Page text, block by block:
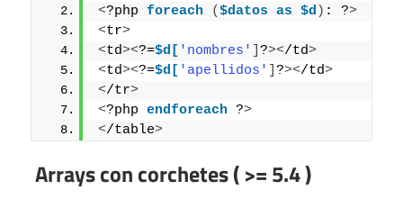
<?php foreach ($datos as $d ) : ?>
<tr>
<td><?=$d[ 'nombres' ?></td>
<td><?=$d[ 'apellidos' ?></td>
</tr>
<?php endforeach ?>
</table>
Arrays con corchetes ( >= 5.4 )